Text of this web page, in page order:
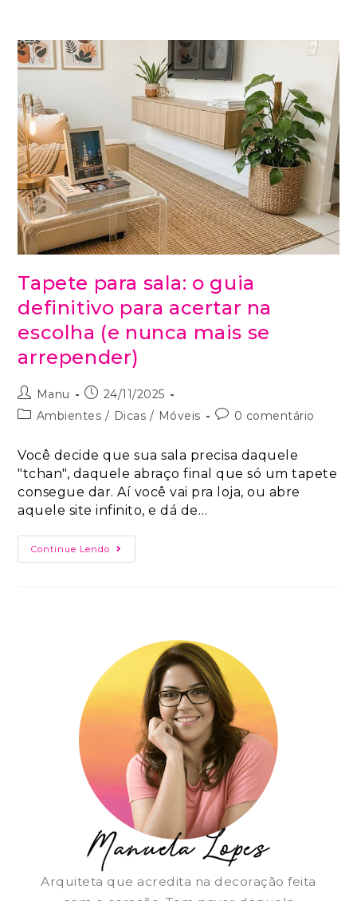
Tapete para sala: o guia
definitivo para acertar na
escolha (e nunca mais se
arrepender)
Manu
24/11/2025
Ambientes / Dicas / Móveis 0 comentário
Você decide que sua sala precisa daquele
"tchan", daquele abraço final que só um tapete
consegue dar. Aí você vai pra loja, ou abre
aquele site infinito, e dá de…
Continue Lendo
Arquiteta que acredita na decoração feita